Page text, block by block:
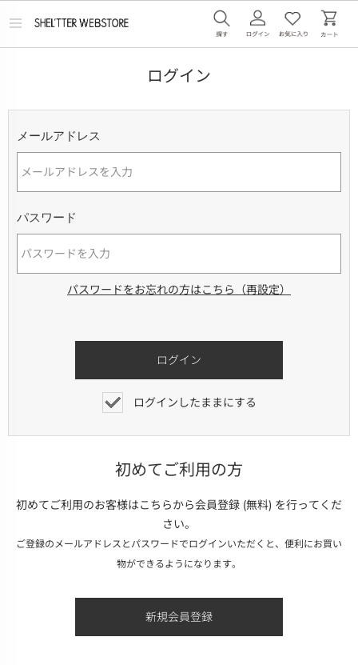
メ
ログイン
メールアドレス
パスワード
パスワードをお忘れの方はこちら（再設定）
ログインしたままにする
初めてご利用の方
初めてご利用のお客様はこちらから会員登録 (無料) を行ってくだ
さい。
ご登録のメールアドレスとパスワードでログインいただくと、便利にお買い
物ができるようになります。